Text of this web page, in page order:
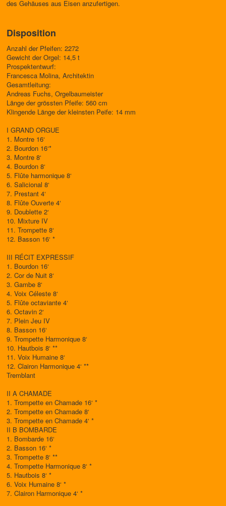
des Gehäuses aus Eisen anzufertigen.
Disposition
Anzahl der Pfeifen: 2272
Gewicht der Orgel: 14,5 t
Prospektentwurf:
Francesca Molina, Architektin
Gesamtleitung:
Andreas Fuchs, Orgelbaumeister
Länge der grössten Pfeife: 560 cm
Klingende Länge der kleinsten Peife: 14 mm
I GRAND ORGUE
1. Montre 16‘
2. Bourdon 16‘*
3. Montre 8‘
4. Bourdon 8‘
5. Flûte harmonique 8‘
6. Salicional 8‘
7. Prestant 4‘
8. Flûte Ouverte 4‘
9. Doublette 2‘
10. Mixture IV
11. Trompette 8‘
12. Basson 16‘ *
III RÉCIT EXPRESSIF
1. Bourdon 16‘
2. Cor de Nuit 8‘
3. Gambe 8‘
4. Voix Céleste 8‘
5. Flûte octaviante 4‘
6. Octavin 2‘
7. Plein Jeu IV
8. Basson 16‘
9. Trompette Harmonique 8‘
10. Hautbois 8‘ **
11. Voix Humaine 8‘
12. Clairon Harmonique 4‘ **
Tremblant
II A CHAMADE
1. Trompette en Chamade 16‘ *
2. Trompette en Chamade 8‘
3. Trompette en Chamade 4‘ *
II B BOMBARDE
1. Bombarde 16‘
2. Basson 16‘ *
3. Trompette 8‘ **
4. Trompette Harmonique 8‘ *
5. Hautbois 8‘ *
6. Voix Humaine 8‘ *
7. Clairon Harmonique 4‘ *